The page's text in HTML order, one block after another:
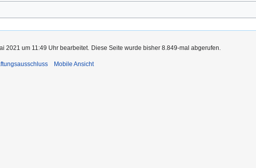
2021 um 11:49 Uhr bearbeitet. Diese Seite wurde bisher 8.849-mal abgerufen.
Mobile Ansicht